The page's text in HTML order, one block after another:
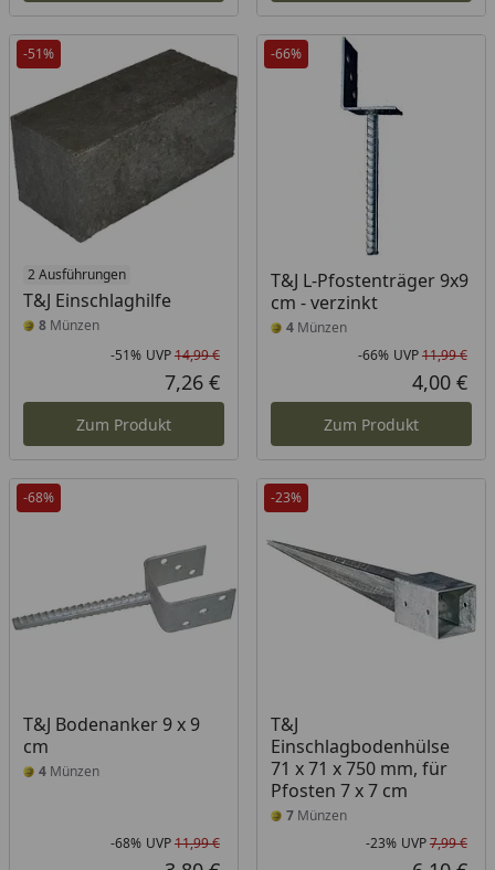
-51%
2 Ausführungen
T&J Einschlaghilfe
8 Münzen
Rabatt in Prozent
-51%
Ursprünglicher Preis
UVP14,99 €
Aktueller Preis
7,26 €
Zum Produkt
-66%
T&J L-Pfostenträger 9x9
cm - verzinkt
4Münzen
-66% UVP11,99 €
4,00 €
Zum Produkt
-68%
T&J Bodenanker 9 x 9
cm
4 Münzen
Rabatt in Prozent
-68%
Ursprünglicher Preis
UVP11,99 €
-23%
T&J
Einschlagbodenhülse
71 x 71 x 750 mm, für
Pfosten 7 x 7 cm
7Münzen
-23% UVP7,99 €